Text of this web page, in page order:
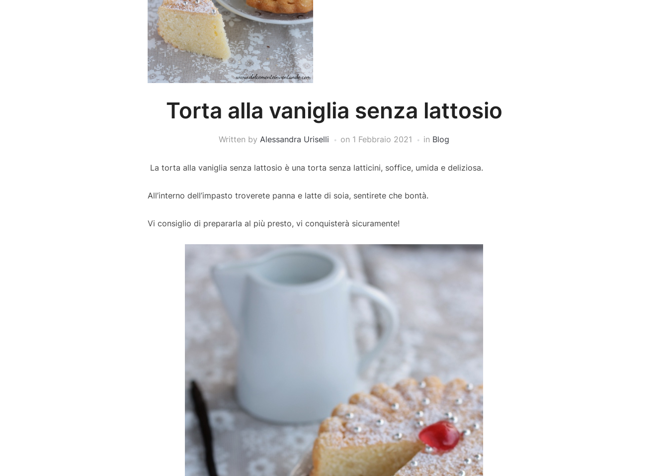
Torta alla vaniglia senza lattosio
Written by Alessandra Uriselli on 1 Febbraio 2021 in Blog
La torta alla vaniglia senza lattosio è una torta senza latticini, soffice, umida e deliziosa.
All’interno dell’impasto troverete panna e latte di soia, sentirete che bontà.
Vi consiglio di prepararla al più presto, vi conquisterà sicuramente!